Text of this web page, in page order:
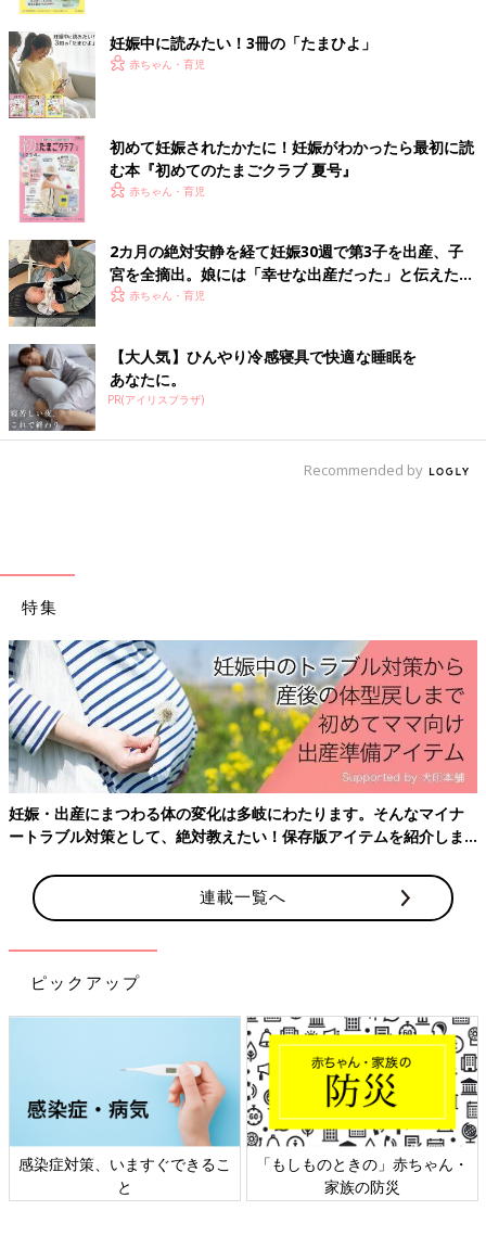
たなんて！
に１回のイベントと化してしまっている…！
これじゃダメだ！と自分をふるい立たせ、行ってきました支援セ
が、久しぶりの場所で固まる次女。あれ？デジャヴ？１年前もこ
んなだったぞ。
とりあえず再びボールプールに無理やりイン！(笑)
そのうち次女も慣れてきて、前回は遊ばなかったおままごとや
妊娠中に読みたい！3冊の「たまひよ」
赤ちゃん・育児
初めて妊娠されたかたに！妊娠がわかったら最初に読
む本『初めてのたまごクラブ 夏号』
赤ちゃん・育児
2カ月の絶対安静を経て妊娠30週で第3子を出産、子
宮を全摘出。娘には「幸せな出産だった」と伝えたい
【極低出生体重児】
赤ちゃん・育児
【大人気】ひんやり冷感寝具で快適な睡眠を
あなたに。
PR(アイリスプラザ)
Recommended by
特集
妊娠・出産にまつわる体の変化は多岐にわたります。そんなマイナ
ートラブル対策として、絶対教えたい！保存版アイテムを紹介しま
連載一覧へ
ピックアップ
感染症対策、いますぐできるこ
と
「もしものときの」赤ちゃん・
家族の防災